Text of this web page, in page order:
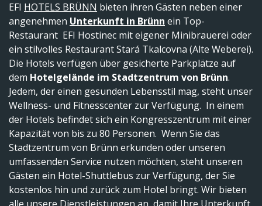
EFI HOTELS BRÜNN bieten ihren Gästen neben einer
angenehmen Unterkunft in Brünn ein Top-
Restaurant EFI Hostinec mit eigener Minibrauerei oder
ein stilvolles Restaurant Stará Tkalcovna (Alte Weberei).
Die Hotels verfügen über gesicherte Parkplätze auf
dem Hotelgelände im Stadtzentrum von Brünn.
Jedem, der einen gesunden Lebensstil mag, steht unser
Wellness- und Fitnesscenter zur Verfügung. In einem
der Hotels befindet sich ein Kongresszentrum mit einer
Kapazität von bis zu 80 Personen. Wenn Sie das
Stadtzentrum von Brünn erkunden oder unseren
umfassenden Service nutzen möchten, steht unseren
Gästen ein Hotel-Shuttlebus zur Verfügung, der Sie
kostenlos hin und zurück zum Hotel bringt. Wir bieten